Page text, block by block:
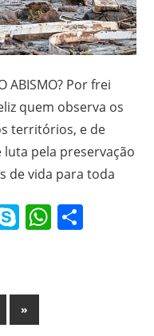
ABISMO? Por frei
quem observa os
territórios, e de
pela preservação
de vida para toda
SkypeShare
Next
Posts
»